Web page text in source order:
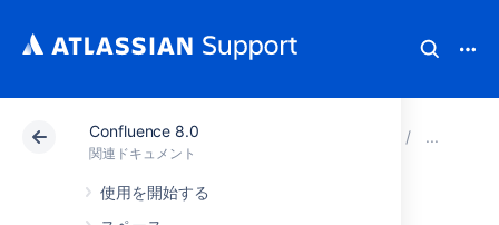
Confluence 8.0
関連ドキュメント
使用を開始する
アトラシアン サポート